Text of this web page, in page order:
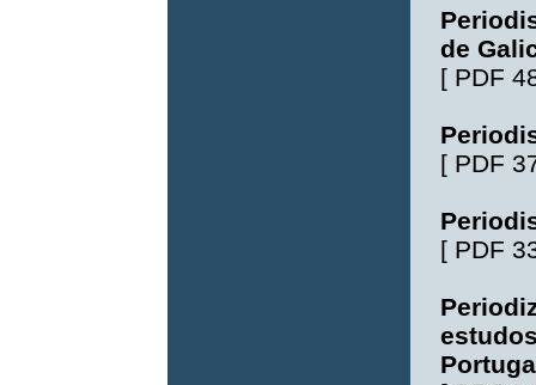
de
[ PDF
[ PDF
[ PDF